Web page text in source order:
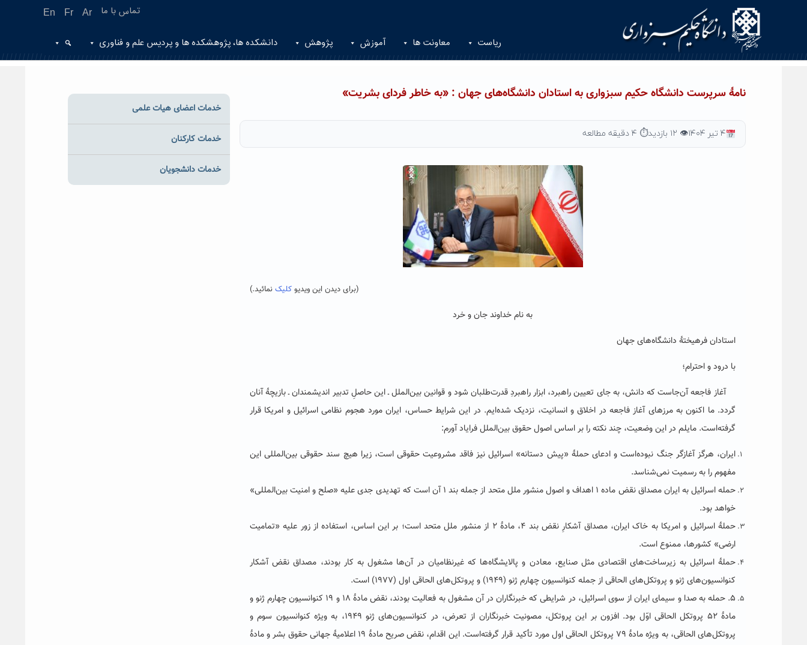
En Fr Ar تماس با ما
ریاست معاونت ها آموزش پژوهش دانشکده ها، پژوهشکده ها و پردیس علم و فناوری
نامۀ سرپرست دانشگاه حکیم سبزواری به استادان دانشگاه‌های جهان : «به خاطر فردای بشریت»
۴ تیر ۱۴۰۴ 👁 ۱۲ بازدید ⏱ ۴ دقیقه مطالعه
(برای دیدن این ویدیوکلیک نمائید.)
به نام خداوند جان و خرد
استادان فرهیختۀ دانشگاه‌های جهان
با درود و احترام؛
آغاز فاجعه آن‌جاست که دانش، به جای تعیین راهبرد، ابزار راهبردِ قدرت‌طلبان شود و قوانین بین‌الملل ـ این حاصلِ تدبیر اندیشمندان ـ بازیچۀ آنان
گردد. ما اکنون به مرزهای آغاز فاجعه در اخلاق و انسانیت، نزدیک شده‌ایم. در این شرایط حساس، ایران مورد هجوم نظامی اسرائیل و امریکا قرار
گرفته‌است. مایلم در این وضعیت، چند نکته را بر اساس اصول حقوق بین‌المللفرایاد آورم:
ایران، هرگز آغازگر جنگ نبوده‌استو ادعای حملۀ «پیش دستانه» اسرائیل نیز فاقد مشروعیت حقوقی است، زیرا هیچ سند حقوقی بین‌المللی این
مفهوم را به رسمیت نمی‌شناسد.
حمله اسرائیل به ایران مصداق نقض ماده ۱ اهداف و اصول منشور ملل متحد از جمله بند ۱ آن است که تهدیدی جدی علیه
«صلح و امنیت بین‌المللی»
خواهد بود.
حملۀ اسرائیل و امریکا به خاک ایران، مصداق آشکارِ نقض بند ۴، مادۀ۲ از منشور ملل متحد است؛ بر این اساس، استفاده از زور علیه «تمامیت
ارضی» کشورها، ممنوع است.
حملۀ اسرائیل به زیرساخت‌های اقتصادی مثل صنایع، معادن و پالایشگاه‌ها که غیرنظامیان در آن‌ها مشغول به کار بودند، مصداق نقض آشکار
کنوانسیون‌های ژنو و پروتکل‌های الحاقی از جمله کنوانسیون چهارم ژنو (۱۹۴۹) و پروتکل‌های الحاقی اول (۱۹۷۷) است.
۵. حمله به صدا و سیمای ایران از سوی اسرائیل، در شرایطی که خبرنگاران در آن مشغول به فعالیت بودند، نقض مادۀ ۱۸ و ۱۹ کنوانسیون چهارم ژنو و
مادۀ۵۲ پروتکل الحاقی اوّل بود. افزون بر این پروتکل، مصونیت خبرنگاران از تعرض، در کنوانسیون‌های ژنو ۱۹۴۹، به ویژه کنوانسیون سوم و
پروتکل‌های الحاقی، به ویژه مادۀ ۷۹ پروتکل الحاقی اول مورد تأکید قرار گرفته‌است. این اقدام، نقض صریح مادۀ ۱۹ اعلامیۀ جهانی حقوق بشر و مادۀ
خدمات اعضای هیات علمی
خدمات کارکنان
خدمات دانشجویان